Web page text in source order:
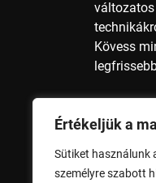
Értékeljük a
Sütiket használunk
személyre szabott
Kövess
Nyomdai
méret,